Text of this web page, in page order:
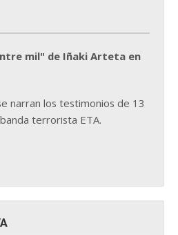
mil" de Iñaki Arteta en
narran los testimonios de 13
terrorista ETA.